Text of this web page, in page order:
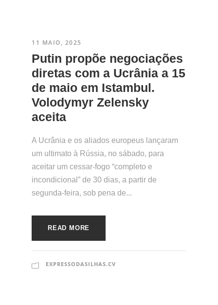
11 MAIO, 2025
​Putin propõe negociações
diretas com a Ucrânia a 15
de maio em Istambul.
Volodymyr Zelensky
aceita
A Ucrânia e os aliados europeus lançaram
um ultimato à Rússia, no sábado, para
aceitar um cessar-fogo “completo e
incondicional” de 30 dias, a partir de
segunda-feira, sob pena de...
READ MORE
EXPRESSODASILHAS.CV